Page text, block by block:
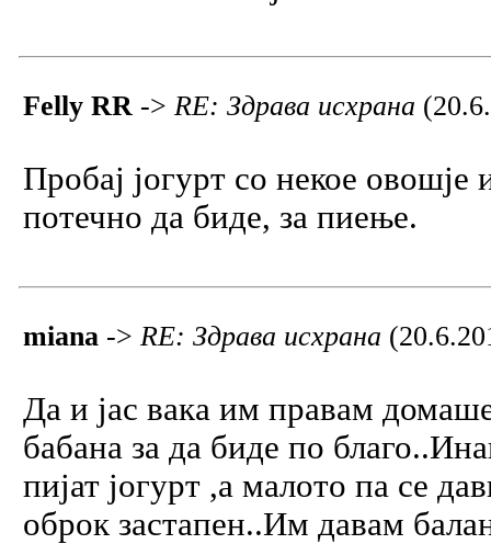
Felly RR -> RE: Здрава исхрана
Пробај јогурт со некое
потечно да биде, за пиење.
miana -> RE: Здрава исхрана
Да и јас вака им правам
бабана за да биде по
пијат јогурт ,а малото па се
оброк застапен..Им давам